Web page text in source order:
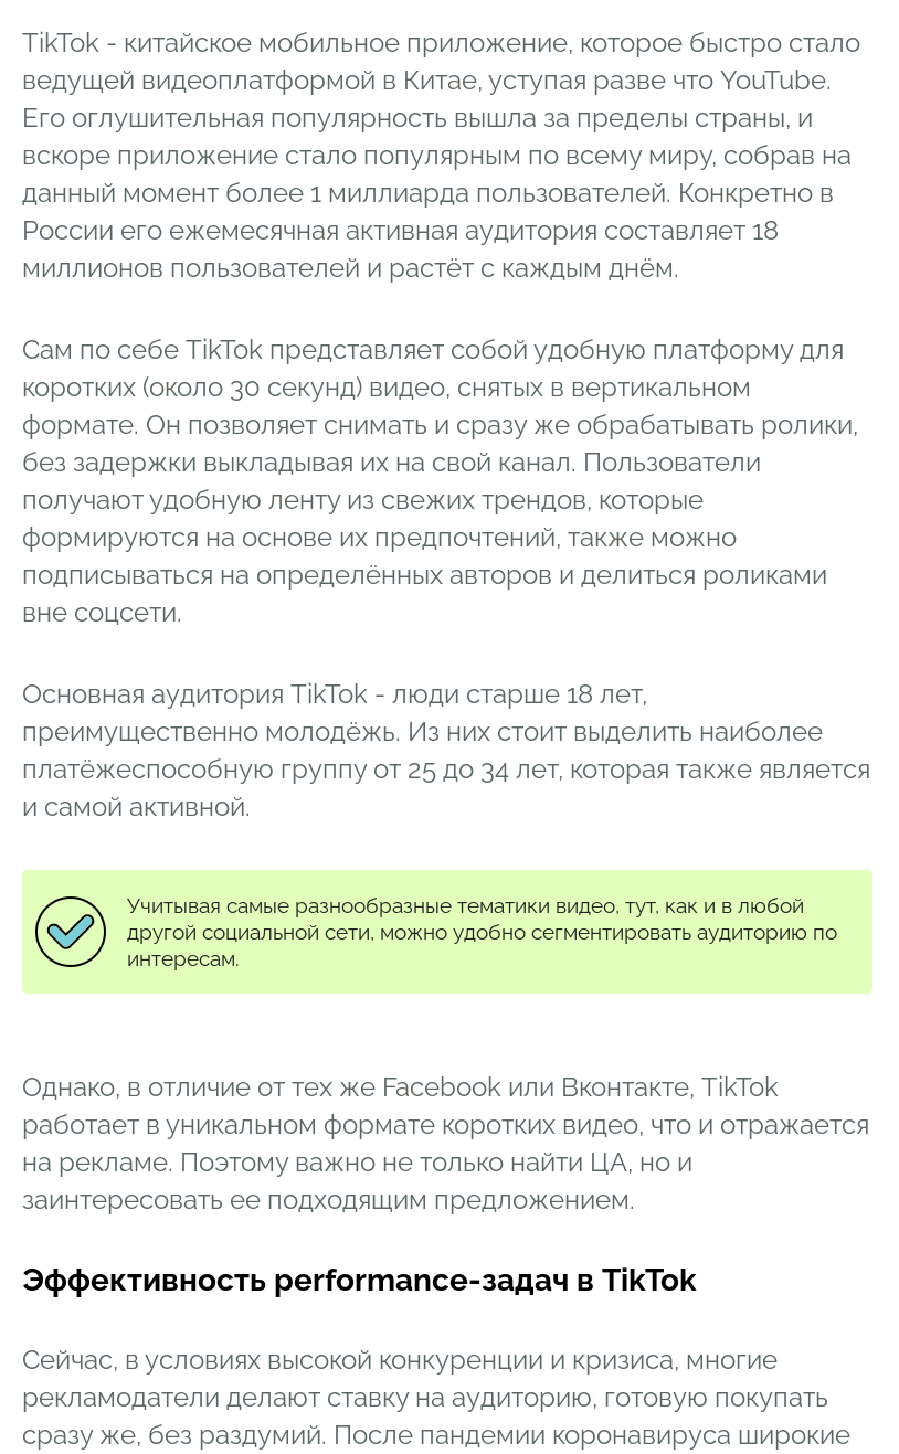
TikTok - китайское мобильное приложение, которое быстро стало
ведущей видеоплатформой в Китае, уступая разве что YouTube.
Его оглушительная популярность вышла за пределы страны, и
вскоре приложение стало популярным по всему миру, собрав на
данный момент более 1 миллиарда пользователей. Конкретно в
России его ежемесячная активная аудитория составляет 18
миллионов пользователей и растёт с каждым днём.
Сам по себе TikTok представляет собой удобную платформу для
коротких (около 30 секунд) видео, снятых в вертикальном
формате. Он позволяет снимать и сразу же обрабатывать ролики,
без задержки выкладывая их на свой канал. Пользователи
получают удобную ленту из свежих трендов, которые
формируются на основе их предпочтений, также можно
подписываться на определённых авторов и делиться роликами
вне соцсети.
Основная аудитория TikTok - люди старше 18 лет,
преимущественно молодёжь. Из них стоит выделить наиболее
платёжеспособную группу от 25 до 34 лет, которая также является
и самой активной.
Учитывая самые разнообразные тематики видео, тут, как и в любой
другой социальной сети, можно удобно сегментировать аудиторию по
интересам.
Однако, в отличие от тех же Facebook или Вконтакте, TikTok
работает в уникальном формате коротких видео, что и отражается
на рекламе. Поэтому важно не только найти ЦА, но и
заинтересовать ее подходящим предложением.
Эффективность performance-задач в TikTok
Сейчас, в условиях высокой конкуренции и кризиса, многие
рекламодатели делают ставку на аудиторию, готовую покупать
сразу же, без раздумий. После пандемии коронавируса широкие